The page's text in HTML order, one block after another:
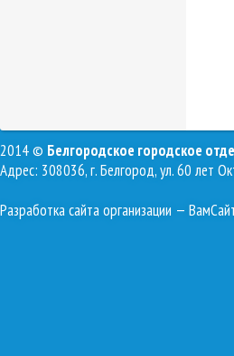
2014 © Белгородское городское
Адрес: 308036, г. Белгород, ул. 60 лет
Разработка сайта организации —